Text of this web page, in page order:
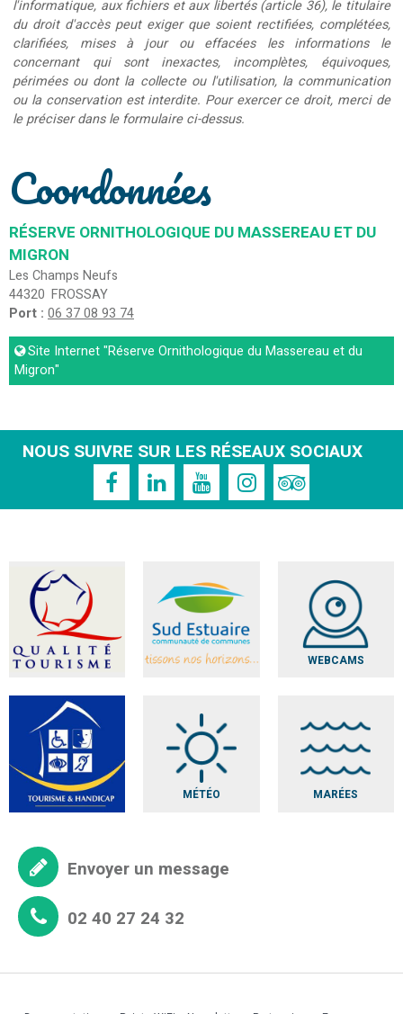
l'informatique, aux fichiers et aux libertés (article 36), le titulaire
du droit d'accès peut exiger que soient rectifiées, complétées,
clarifiées, mises à jour ou effacées les informations le
concernant qui sont inexactes, incomplètes, équivoques,
périmées ou dont la collecte ou l'utilisation, la communication
ou la conservation est interdite. Pour exercer ce droit, merci de
le préciser dans le formulaire ci-dessus.
Coordonnées
RÉSERVE ORNITHOLOGIQUE DU MASSEREAU ET DU
MIGRON
Les Champs Neufs
44320 FROSSAY
Port : 06 37 08 93 74
Site Internet"Réserve Ornithologique du Massereau et du
Migron"
NOUS SUIVRE SUR LES RÉSEAUX SOCIAUX
WEBCAMS
MÉTÉO MARÉES
Envoyer un message
02 40 27 24 32